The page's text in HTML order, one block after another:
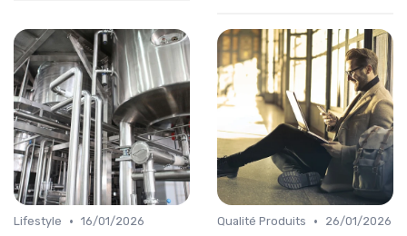
Lifestyle • 16/01/2026
Qualité Produits •
26/01/2026